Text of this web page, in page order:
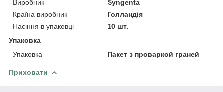
Виробник
Syngenta
Країна виробник
Голландія
Насіння в упаковці
10 шт.
Упаковка
Упаковка
Пакет з проваркой граней
Приховати